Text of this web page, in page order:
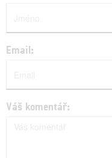
Email:
Váš komentář: